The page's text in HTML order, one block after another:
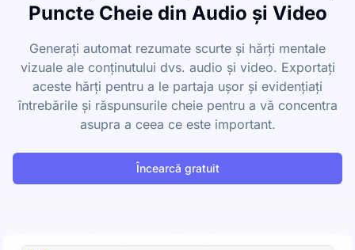
Puncte Cheie din Audio și Video
Generați automat rezumate scurte și hărți mentale
vizuale ale conținutului dvs. audio și video. Exportați
aceste hărți pentru a le partaja ușor și evidențiați
întrebările și răspunsurile cheie pentru a vă concentra
asupra a ceea ce este important.
Încearcă gratuit